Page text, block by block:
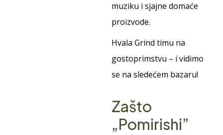
muziku i sjajne domaće
proizvode.
Hvala Grind timu na
gostoprimstvu – i vidimo
se na sledećem bazaru!
Zašto
„Pomirishi”